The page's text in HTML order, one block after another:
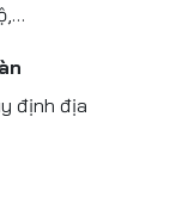
định địa